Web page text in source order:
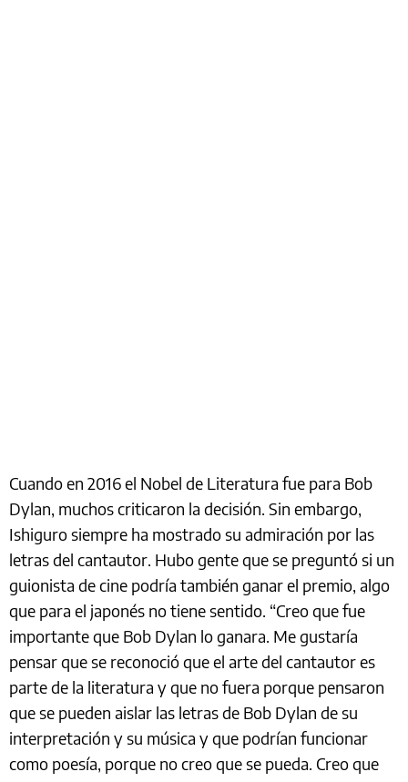
Cuando en 2016 el Nobel de Literatura fue para Bob
Dylan, muchos criticaron la decisión. Sin embargo,
Ishiguro siempre ha mostrado su admiración por las
letras del cantautor. Hubo gente que se preguntó si un
guionista de cine podría también ganar el premio, algo
que para el japonés no tiene sentido. “Creo que fue
importante que Bob Dylan lo ganara. Me gustaría
pensar que se reconoció que el arte del cantautor es
parte de la literatura y que no fuera porque pensaron
que se pueden aislar las letras de Bob Dylan de su
interpretación y su música y que podrían funcionar
como poesía, porque no creo que se pueda. Creo que